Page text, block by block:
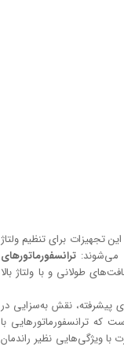
تجهیزات برای تنظیم ولتاژ
می‌شوند: ترانسفورماتورهای
طولانی و با ولتاژ بالا
پیشرفته، نقش به‌سزایی در
که ترانسفورماتورهایی با
با ویژگی‌هایی نظیر راندمان